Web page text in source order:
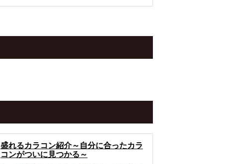
盛れるカラコン紹介～自分に合ったカラ
コンがついに見つかる～